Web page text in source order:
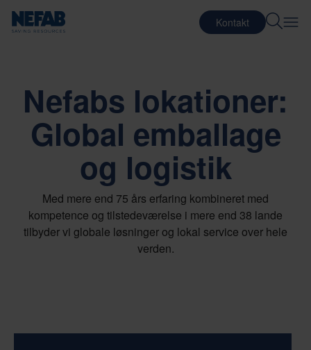
Kontakt
Nefabs lokationer:
Global emballage
og logistik
Med mere end 75 års erfaring kombineret med
kompetence og tilstedeværelse i mere end 38 lande
tilbyder vi globale løsninger og lokal service over hele
verden.